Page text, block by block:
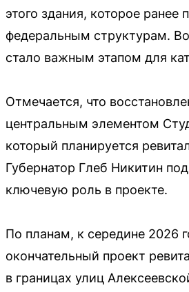
этого здания, которое ранее
федеральным структурам.
стало важным этапом для
Отмечается, что
центральным элементом
который планируется
Губернатор Глеб Никитин
ключевую роль в проекте.
По планам, к середине 2026
окончательный проект
в границах улиц